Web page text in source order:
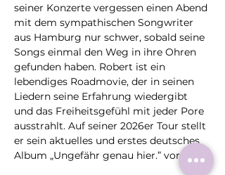
seiner Konzerte vergessen einen Abend
mit dem sympathischen Songwriter
aus Hamburg nur schwer, sobald seine
Songs einmal den Weg in ihre Ohren
gefunden haben. Robert ist ein
lebendiges Roadmovie, der in seinen
Liedern seine Erfahrung wiedergibt
und das Freiheitsgefühl mit jeder Pore
ausstrahlt. Auf seiner 2026er Tour stellt
er sein aktuelles und erstes deutsches
Album „Ungefähr genau hier.” vor.